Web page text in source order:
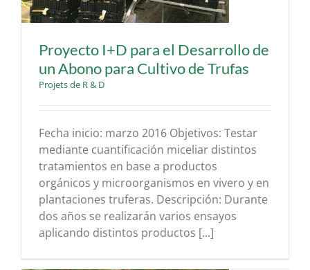
Proyecto I+D para el Desarrollo de
un Abono para Cultivo de Trufas
Projets de R & D
Fecha inicio: marzo 2016 Objetivos: Testar
mediante cuantificación miceliar distintos
tratamientos en base a productos
orgánicos y microorganismos en vivero y en
plantaciones truferas. Descripción: Durante
dos años se realizarán varios ensayos
aplicando distintos productos [...]